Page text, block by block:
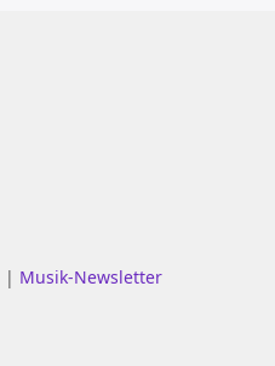
| Musik-Newsletter